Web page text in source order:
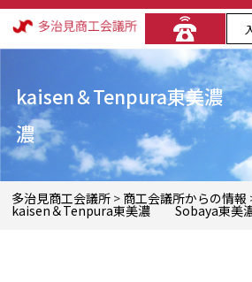
kaisen＆Tenpura東美濃
濃
多治見商工会議所 > 商工会議所からの情報
kaisen＆Tenpura東美濃 Sobaya東美